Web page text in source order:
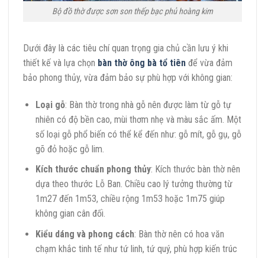
Bộ đồ thờ được sơn son thếp bạc phủ hoàng kim
Dưới đây là các tiêu chí quan trọng gia chủ cần lưu ý khi
thiết kế và lựa chọn bàn thờ ông bà tổ tiên để vừa đảm
bảo phong thủy, vừa đảm bảo sự phù hợp với không gian:
Loại gỗ: Bàn thờ trong nhà gỗ nên được làm từ gỗ tự
nhiên có độ bền cao, mùi thơm nhẹ và màu sắc ấm. Một
số loại gỗ phổ biến có thể kể đến như: gỗ mít, gỗ gụ, gỗ
gõ đỏ hoặc gỗ lim.
Kích thước chuẩn phong thủy: Kích thước bàn thờ nên
dựa theo thước Lỗ Ban. Chiều cao lý tưởng thường từ
1m27 đến 1m53, chiều rộng 1m53 hoặc 1m75 giúp
không gian cân đối.
Kiểu dáng và phong cách: Bàn thờ nên có hoa văn
chạm khắc tinh tế như tứ linh, tứ quý, phù hợp kiến trúc